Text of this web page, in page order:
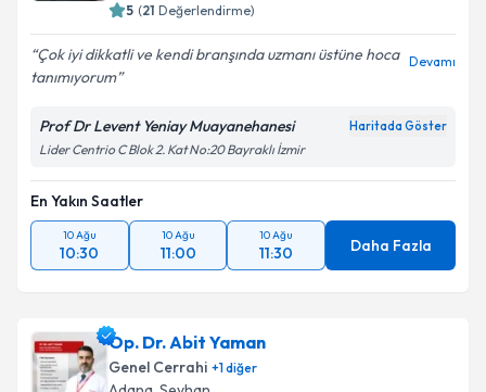
5 (21 Değerlendirme)
Çok iyi dikkatli ve kendi branşında uzmanı üstüne hoca
tanımıyorum
Devamı
Prof Dr Levent Yeniay Muayanehanesi Haritada Göster
Lider Centrio C Blok 2. Kat No:20 Bayraklı İzmir
En Yakın Saatler
10 Ağu
10:30
10 Ağu
11:00
10 Ağu
11:30 Daha Fazla
Op. Dr. Abit Yaman
Genel Cerrahi +1diğer